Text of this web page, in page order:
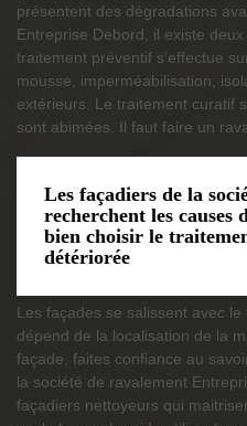
présentent des dégradations
Entreprise Debord, il existe
traitement préventif s’effectue
mousse, imperméabilisation,
extérieurs. Le traitement curatif
sont abimées. Il faut faire un
Les façadiers de la
recherchent les causes
bien choisir le
détériorée
Les façades se salissent avec
dépend de la localisation de la
façade, faites confiance au
la société de ravalement
façadiers nettoyeurs qui